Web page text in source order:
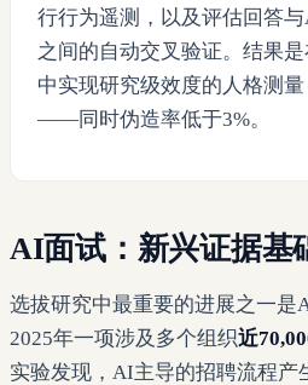
行行为遥测，以及评估回答
之间的自动交叉验证。结果
中实现研究级效度的人格测量
——同时伪造率低于3%。
AI面试：新兴证据基
选拔研究中最重要的进展之一是
2025年一项涉及多个组织近
实验发现，AI主导的招聘流程产